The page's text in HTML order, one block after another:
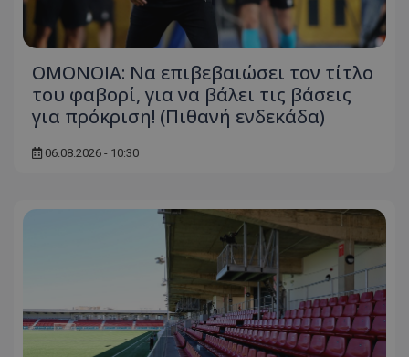
ΟΜΟΝΟΙΑ: Να επιβεβαιώσει τον τίτλο
του φαβορί, για να βάλει τις βάσεις
για πρόκριση! (Πιθανή ενδεκάδα)
06.08.2026 - 10:30